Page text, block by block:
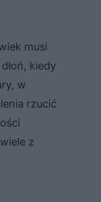
musi
kiedy
w
rzucić
z